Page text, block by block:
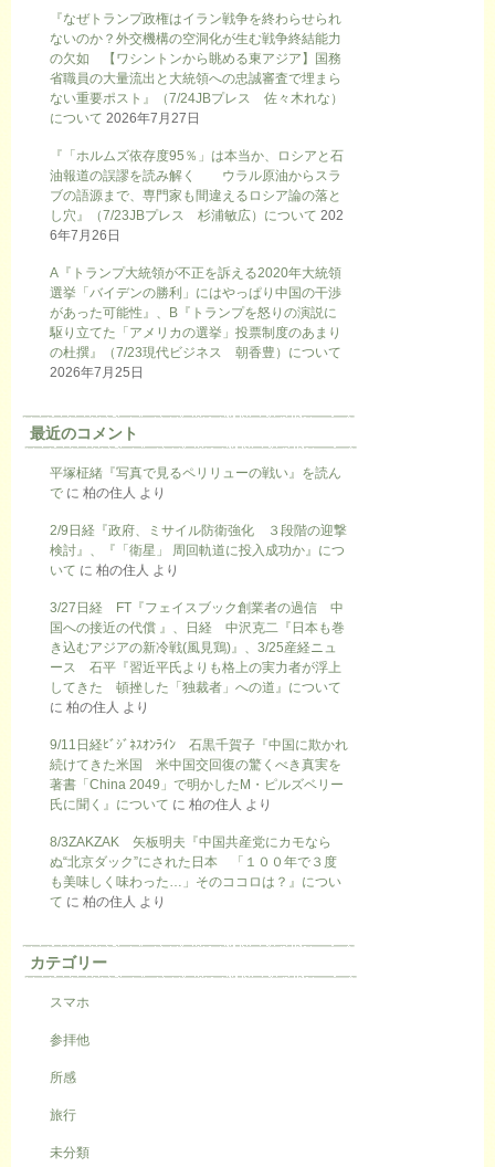
『なぜトランプ政権はイラン戦争を終わらせられ
ないのか？外交機構の空洞化が生む戦争終結能力
の欠如 【ワシントンから眺める東アジア】国務
省職員の大量流出と大統領への忠誠審査で埋まら
ない重要ポスト』（7/24JBプレス 佐々木れな）
について 2026年7月27日
『「ホルムズ依存度95％」は本当か、ロシアと石
油報道の誤謬を読み解く ウラル原油からスラ
ブの語源まで、専門家も間違えるロシア論の落と
し穴』（7/23JBプレス 杉浦敏広）について 202
6年7月26日
A『トランプ大統領が不正を訴える2020年大統領
選挙「バイデンの勝利」にはやっぱり中国の干渉
があった可能性』、B『トランプを怒りの演説に
駆り立てた「アメリカの選挙」投票制度のあまり
の杜撰』（7/23現代ビジネス 朝香豊）について
2026年7月25日
最近のコメント
平塚柾緒『写真で見るペリリューの戦い』を読ん
で に 柏の住人 より
2/9日経『政府、ミサイル防衛強化 ３段階の迎撃
検討』、『「衛星」 周回軌道に投入成功か』につ
いて に 柏の住人 より
3/27日経 FT『フェイスブック創業者の過信 中
国への接近の代償 』、日経 中沢克二『日本も巻
き込むアジアの新冷戦(風見鶏)』、3/25産経ニュ
ース 石平『習近平氏よりも格上の実力者が浮上
してきた 頓挫した「独裁者」への道』について
に 柏の住人 より
9/11日経ﾋﾞｼﾞﾈｽｵﾝﾗｲﾝ 石黒千賀子『中国に欺かれ
続けてきた米国 米中国交回復の驚くべき真実を
著書「China 2049」で明かしたM・ピルズベリー
氏に聞く』について に 柏の住人 より
8/3ZAKZAK 矢板明夫『中国共産党にカモなら
ぬ“北京ダック”にされた日本 「１００年で３度
も美味しく味わった…」そのココロは？』につい
て に 柏の住人 より
カテゴリー
スマホ
参拝他
所感
旅行
未分類